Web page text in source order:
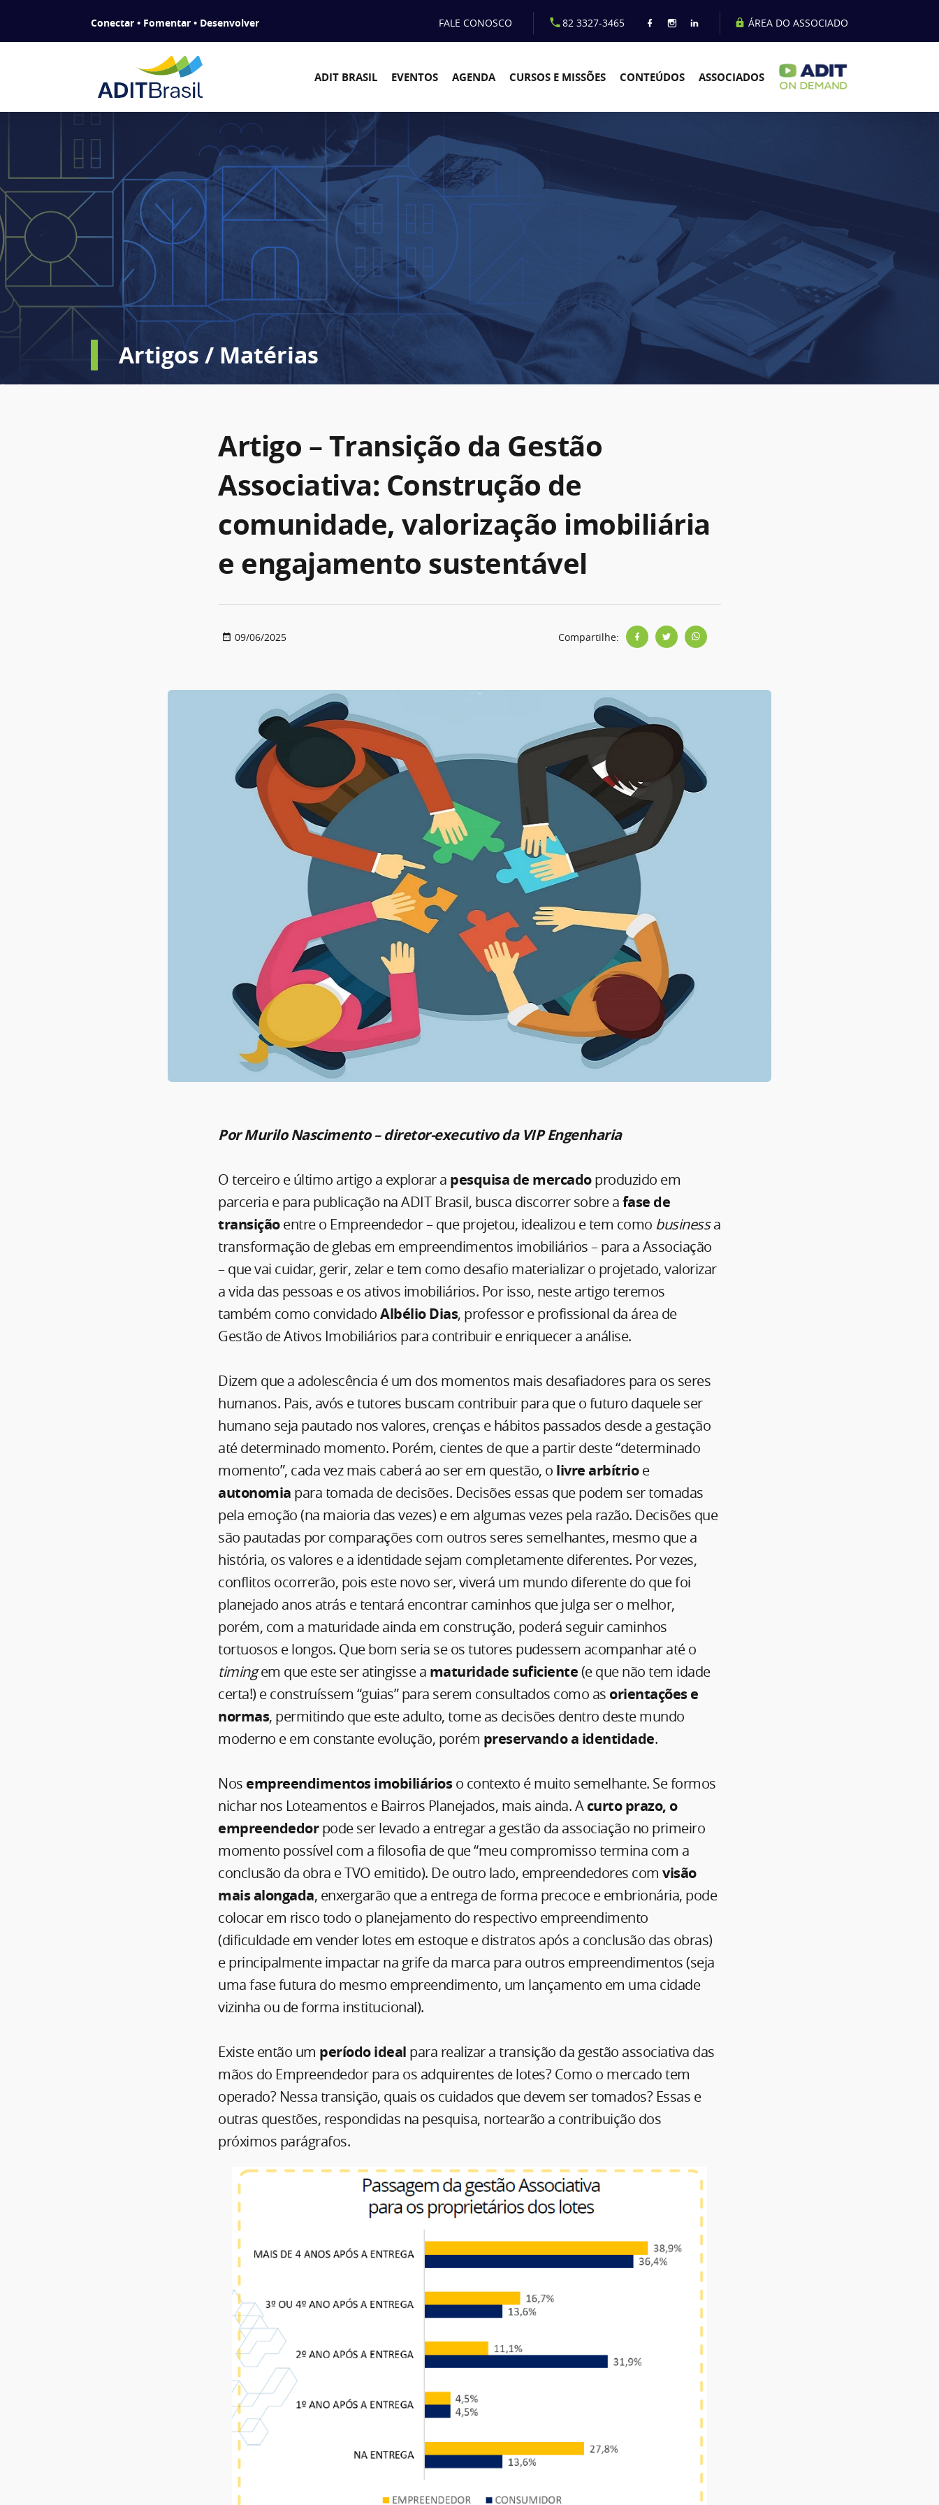
Conectar • Fomentar • Desenvolver FALE CONOSCO 82 3327-3465 ÁREA DO ASSOCIADO
ADIT BRASIL EVENTOS AGENDA CURSOS E MISSÕES CONTEÚDOS ASSOCIADOS
Artigos / Matérias
Artigo – Transição da Gestão
Associativa: Construção de
comunidade, valorização imobiliária
e engajamento sustentável
09/06/2025 Compartilhe:
Por Murilo Nascimento – diretor-executivo da VIP Engenharia
O terceiro e último artigo a explorar a pesquisa de mercadoproduzido em
parceria e para publicação na ADIT Brasil, busca discorrer sobre afase de
transiçãoentre o Empreendedor – que projetou, idealizou e tem como businessa
transformação de glebas em empreendimentos imobiliários – para a Associação
– que vai cuidar, gerir, zelar e tem como desafio materializar o projetado, valorizar
a vida das pessoas e os ativos imobiliários. Por isso, neste artigo teremos
também como convidadoAlbélio Dias, professor e profissional da área de
Gestão de Ativos Imobiliários para contribuir e enriquecer a análise.
Dizem que a adolescência é um dos momentos mais desafiadores para os seres
humanos. Pais, avós e tutores buscam contribuir para que o futuro daquele ser
humano seja pautado nos valores, crenças e hábitos passados desde a gestação
até determinado momento. Porém, cientes de que a partir deste “determinado
momento”, cada vez mais caberá ao ser em questão, o livre arbítrioe
autonomia para tomada de decisões. Decisões essas que podem ser tomadas
pela emoção (na maioria das vezes) e em algumas vezes pela razão. Decisões que
são pautadas por comparações com outros seres semelhantes, mesmo que a
história, os valores e a identidade sejam completamente diferentes. Por vezes,
conflitos ocorrerão, pois este novo ser, viverá um mundo diferente do que foi
planejado anos atrás e tentará encontrar caminhos que julga ser o melhor,
porém, com a maturidade ainda em construção, poderá seguir caminhos
tortuosos e longos. Que bom seria se os tutores pudessem acompanhar até o
timingem que este ser atingisse a maturidade suficiente(e que não tem idade
certa!) e construíssem “guias” para serem consultados como as orientações e
normas, permitindo que este adulto, tome as decisões dentro deste mundo
moderno e em constante evolução, porém preservando a identidade.
Nos empreendimentos imobiliárioso contexto é muito semelhante. Se formos
nichar nos Loteamentos e Bairros Planejados, mais ainda. Acurto prazo, o
empreendedorpode ser levado a entregar a gestão da associação no primeiro
momento possível com a filosofia de que “meu compromisso termina com a
conclusão da obra e TVO emitido). De outro lado, empreendedores comvisão
mais alongada, enxergarão que a entrega de forma precoce e embrionária, pode
colocar em risco todo o planejamento do respectivo empreendimento
(dificuldade em vender lotes em estoque e distratos após a conclusão das obras)
e principalmente impactar na grife da marca para outros empreendimentos (seja
uma fase futura do mesmo empreendimento, um lançamento em uma cidade
vizinha ou de forma institucional).
Existe então um período ideal para realizar a transição da gestão associativa das
mãos do Empreendedor para os adquirentes de lotes? Como o mercado tem
operado? Nessa transição, quais os cuidados que devem ser tomados? Essas e
outras questões, respondidas na pesquisa, nortearão a contribuição dos
próximos parágrafos.